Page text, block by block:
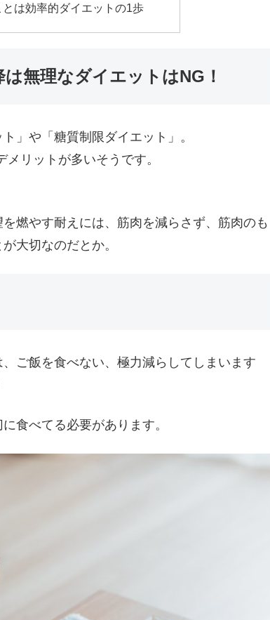
は効率的ダイエットの1歩
無理なダイエットはNG！
」や「糖質制限ダイエット」。
リットが多いそうです。
燃やす耐えには、筋肉を減らさず、筋肉のも
大切なのだとか。
ご飯を食べない、極力減らしてしまいます
食べてる必要があります。